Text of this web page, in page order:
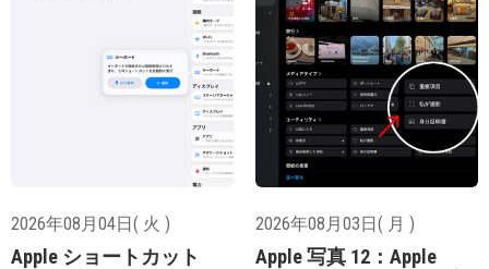
2026年08月04日( 火 )
Apple ショートカット
2026年08月03日( 月 )
Apple 写真 12：Apple